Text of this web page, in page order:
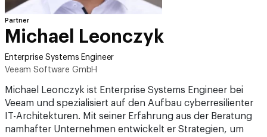
Partner
Michael Leonczyk
Enterprise Systems Engineer
Veeam Software GmbH
Michael Leonczyk ist Enterprise Systems Engineer bei
Veeam und spezialisiert auf den Aufbau cyberresilienter
IT-Architekturen. Mit seiner Erfahrung aus der Beratung
namhafter Unternehmen entwickelt er Strategien, um